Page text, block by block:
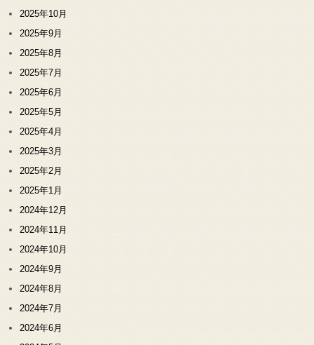
2025年10月
2025年9月
2025年8月
2025年7月
2025年6月
2025年5月
2025年4月
2025年3月
2025年2月
2025年1月
2024年12月
2024年11月
2024年10月
2024年9月
2024年8月
2024年7月
2024年6月